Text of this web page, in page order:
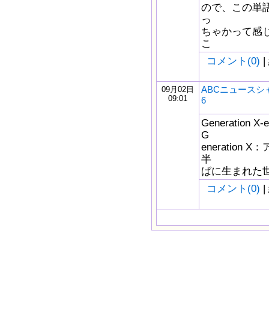
ので、この単
っ
ちゃかって感
こ
コメント(0) |
09月02日
09:01
ABCニュース
6
Generation X-
G
eneration X：
半
ばに生まれた
コメント(0) |